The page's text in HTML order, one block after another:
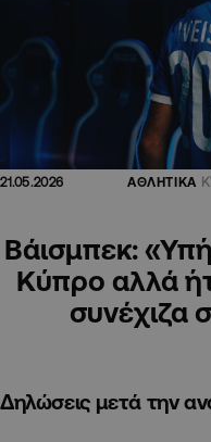
21.05.2026 ΑΘΛΗΤΙΚΑ
Βάισμπεκ:
Κύπρο αλλά
συνέχιζα
Δηλώσεις μετά την